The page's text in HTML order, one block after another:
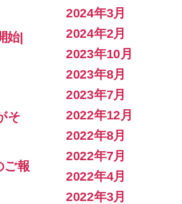
始|
そ
ご報
2024年3月
2024年2月
2023年10月
2023年8月
2023年7月
2022年12月
2022年8月
2022年7月
2022年4月
2022年3月